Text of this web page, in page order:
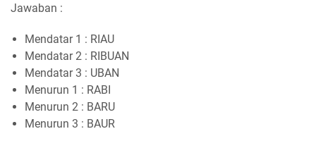
Jawaban :
Mendatar 1 : RIAU
Mendatar 2 : RIBUAN
Mendatar 3 : UBAN
Menurun 1 : RABI
Menurun 2 : BARU
Menurun 3 : BAUR